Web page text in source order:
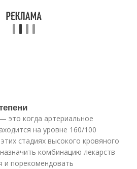
это когда артериальное
на уровне 160/100
стадиях высокого кровяного
комбинацию лекарств
и порекомендовать